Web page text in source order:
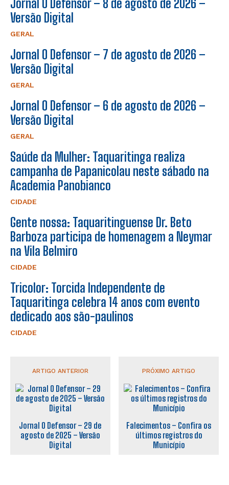
Jornal O Defensor – 8 de agosto de 2026 –
Versão Digital
GERAL
Jornal O Defensor – 7 de agosto de 2026 –
Versão Digital
GERAL
Jornal O Defensor – 6 de agosto de 2026 –
Versão Digital
GERAL
Saúde da Mulher: Taquaritinga realiza
campanha de Papanicolau neste sábado na
Academia Panobianco
CIDADE
Gente nossa: Taquaritinguense Dr. Beto
Barboza participa de homenagem a Neymar
na Vila Belmiro
CIDADE
Tricolor: Torcida Independente de
Taquaritinga celebra 14 anos com evento
dedicado aos são-paulinos
CIDADE
ARTIGO ANTERIOR
Jornal O Defensor – 29 de
agosto de 2025 – Versão
Digital
PRÓXIMO ARTIGO
Falecimentos – Confira os
últimos registros do
Município